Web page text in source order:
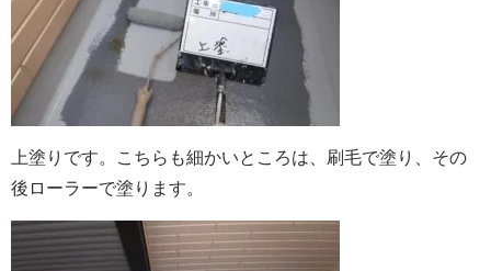
上塗りです。こちらも細かいところは、刷毛で塗り、その
後ローラーで塗ります。